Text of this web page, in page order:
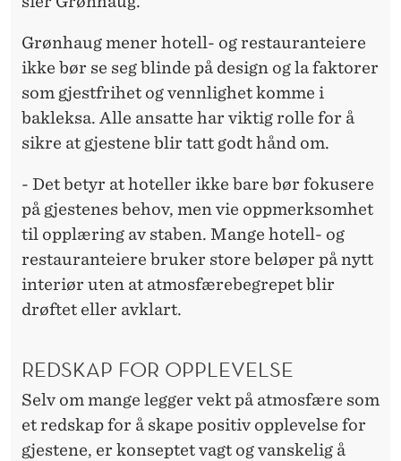
Grønhaug mener hotell- og restauranteiere
ikke bør se seg blinde på design og la faktorer
som gjestfrihet og vennlighet komme i
bakleksa. Alle ansatte har viktig rolle for å
sikre at gjestene blir tatt godt hånd om.
- Det betyr at hoteller ikke bare bør fokusere
på gjestenes behov, men vie oppmerksomhet
til opplæring av staben. Mange hotell- og
restauranteiere bruker store beløper på nytt
interiør uten at atmosfærebegrepet blir
drøftet eller avklart.
REDSKAP FOR OPPLEVELSE
Selv om mange legger vekt på atmosfære som
et redskap for å skape positiv opplevelse for
gjestene, er konseptet vagt og vanskelig å